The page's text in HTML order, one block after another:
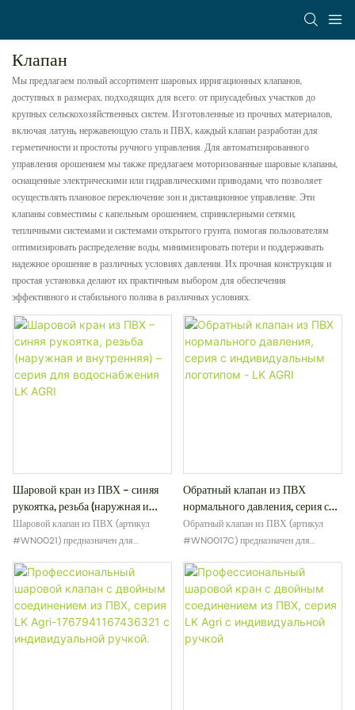
Клапан
Мы предлагаем полный ассортимент шаровых ирригационных клапанов,
доступных в размерах, подходящих для всего: от приусадебных участков до
крупных сельскохозяйственных систем. Изготовленные из прочных материалов,
включая латунь, нержавеющую сталь и ПВХ, каждый клапан разработан для
герметичности и простоты ручного управления. Для автоматизированного
управления орошением мы также предлагаем моторизованные шаровые клапаны,
оснащенные электрическими или гидравлическими приводами, что позволяет
осуществлять плановое переключение зон и дистанционное управление. Эти
клапаны совместимы с капельным орошением, спринклерными сетями,
тепличными системами и системами открытого грунта, помогая пользователям
оптимизировать распределение воды, минимизировать потери и поддерживать
надежное орошение в различных условиях давления. Их прочная конструкция и
простая установка делают их практичным выбором для обеспечения
эффективного и стабильного полива в различных условиях.
Шаровой кран из ПВХ – синяя
рукоятка, резьба (наружная и
внутренняя) – серия для
водоснабжения LK AGRI
Шаровой клапан из ПВХ (артикул
#WN0021) предназначен для
системах водоснабжения и
трубопроводах для слабых химических
веществ. Изготовленный из прочного
ПВХ-корпуса и оснащенный синей
ручной рукояткой, этот клапан
Обратный клапан из ПВХ
нормального давления, серия с
индивидуальным логотипом - LK
AGRI
Обратный клапан из ПВХ (артикул
#WN0017C) предназначен для
потока и предотвращения обратного
течения в системах водоснабжения.
Устанавливаемый на всасывающем
конце трубопроводов, он помогает
поддерживать заполнение насосов и